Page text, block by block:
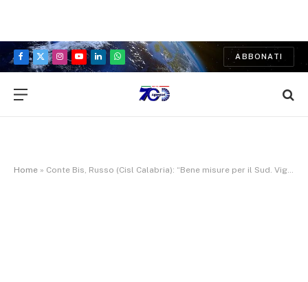
Facebook
X
Instagram
YouTubeLinkedInWhatsApp
ABBONATI
Home » Conte Bis, Russo (Cisl Calabria): “Bene misure per il Sud. Vigileremo sui fatti”